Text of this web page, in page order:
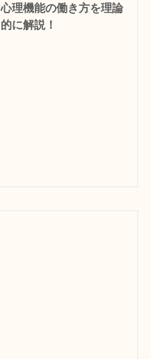
心理機能の働き方を理論
的に解説！